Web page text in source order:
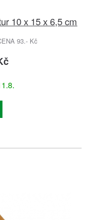
10 x 15 x 6,5 cm
93.- Kč